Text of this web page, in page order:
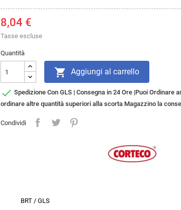
8,04 €
Tasse escluse
Quantità
 Aggiungi al carrello
 Spedizione Con GLS | Consegna in 24 Ore |Puoi Ordinare
ordinare altre quantità superiori alla scorta Magazzino la
Condividi
BRT / GLS